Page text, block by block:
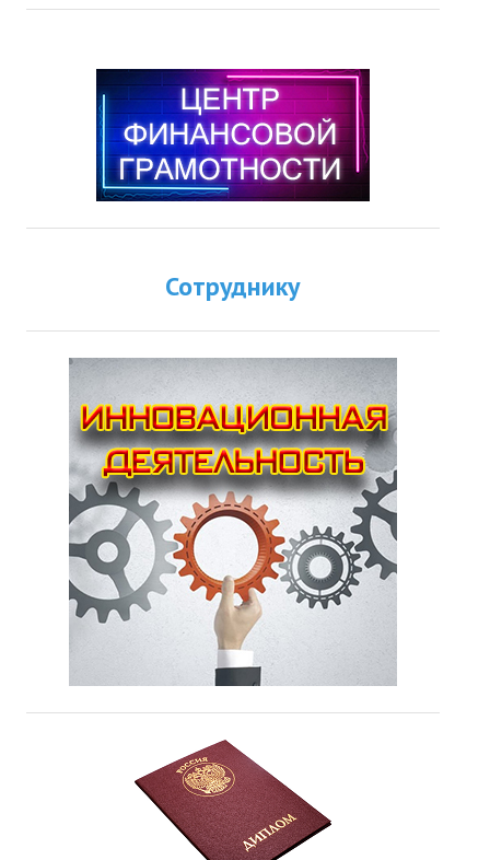
Сотруднику